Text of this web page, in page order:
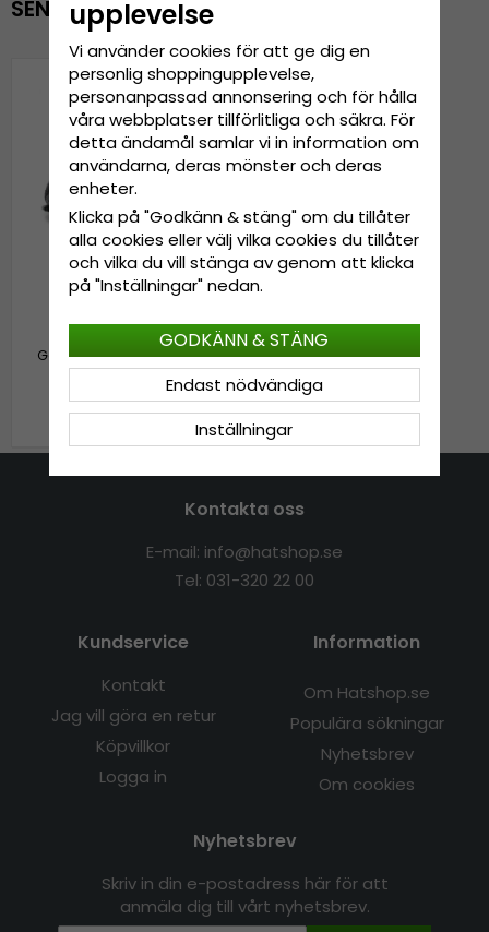
SENAST VISADE PRODUKTER
Gubbkeps / Flat cap -
Gårda Barry Newsboy Cap
(svart/vit)
319 kr399 kr
Kontakta oss
E-mail: info@hatshop.se
Tel: 031-320 22 00
Kundservice
Kontakt
Jag vill göra en retur
Köpvillkor
Logga in
Information
Om Hatshop.se
Populära sökningar
Nyhetsbrev
Om cookies
Nyhetsbrev
Skriv in din e-postadress här för att
anmäla dig till vårt nyhetsbrev.
upplevelse
Vi använder cookies för att ge dig en
personlig shoppingupplevelse,
personanpassad annonsering och för hålla
våra webbplatser tillförlitliga och säkra. För
detta ändamål samlar vi in information om
användarna, deras mönster och deras
enheter.
Klicka på "Godkänn & stäng" om du tillåter
alla cookies eller välj vilka cookies du tillåter
och vilka du vill stänga av genom att klicka
på "Inställningar" nedan.
Inställningar
Endast nödvändiga
GODKÄNN & STÄNG